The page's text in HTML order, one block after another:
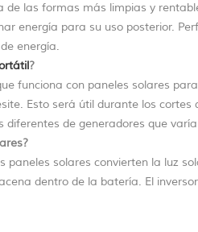
de las formas más limpias y
energía para su uso posterior.
energía.
?
funciona con paneles solares
Esto será útil durante los
diferentes de generadores que
paneles solares convierten la luz
dentro de la batería. El